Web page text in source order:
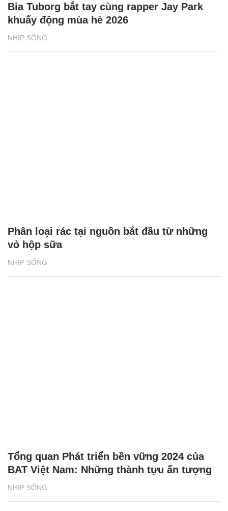
NHỊP SỐNG
Bia Tuborg bắt tay cùng rapper Jay Park
khuấy động mùa hè 2026
NHỊP SỐNG
Phân loại rác tại nguồn bắt đầu từ những
vỏ hộp sữa
NHỊP SỐNG
Tổng quan Phát triển bền vững 2024 của
BAT Việt Nam: Những thành tựu ấn tượng